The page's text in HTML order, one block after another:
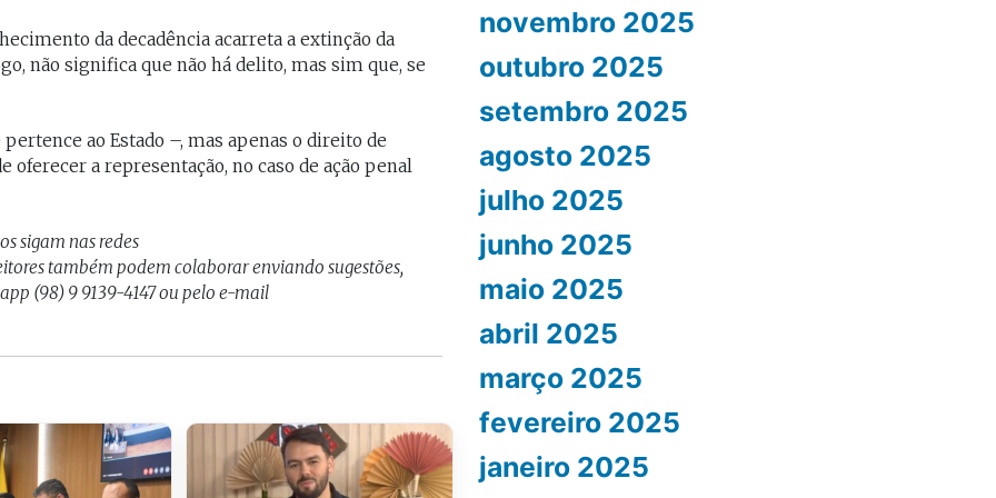
da decadência acarreta a extinção da
não significa que não há delito, mas sim que, se
ao Estado –, mas apenas o direito de
oferecer a representação, no caso de ação penal
sigam nas redes
também podem colaborar enviando sugestões,
(98) 9 9139-4147 ou pelo e-mail
novembro 2025
outubro 2025
setembro 2025
agosto 2025
julho 2025
junho 2025
maio 2025
abril 2025
março 2025
fevereiro 2025
janeiro 2025